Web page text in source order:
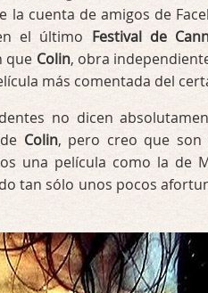
la cuenta de amigos de
el último Festival de
que Colin, obra
más comentada del
no dicen
Colin, pero creo que son
una película como la de
tan sólo unos pocos